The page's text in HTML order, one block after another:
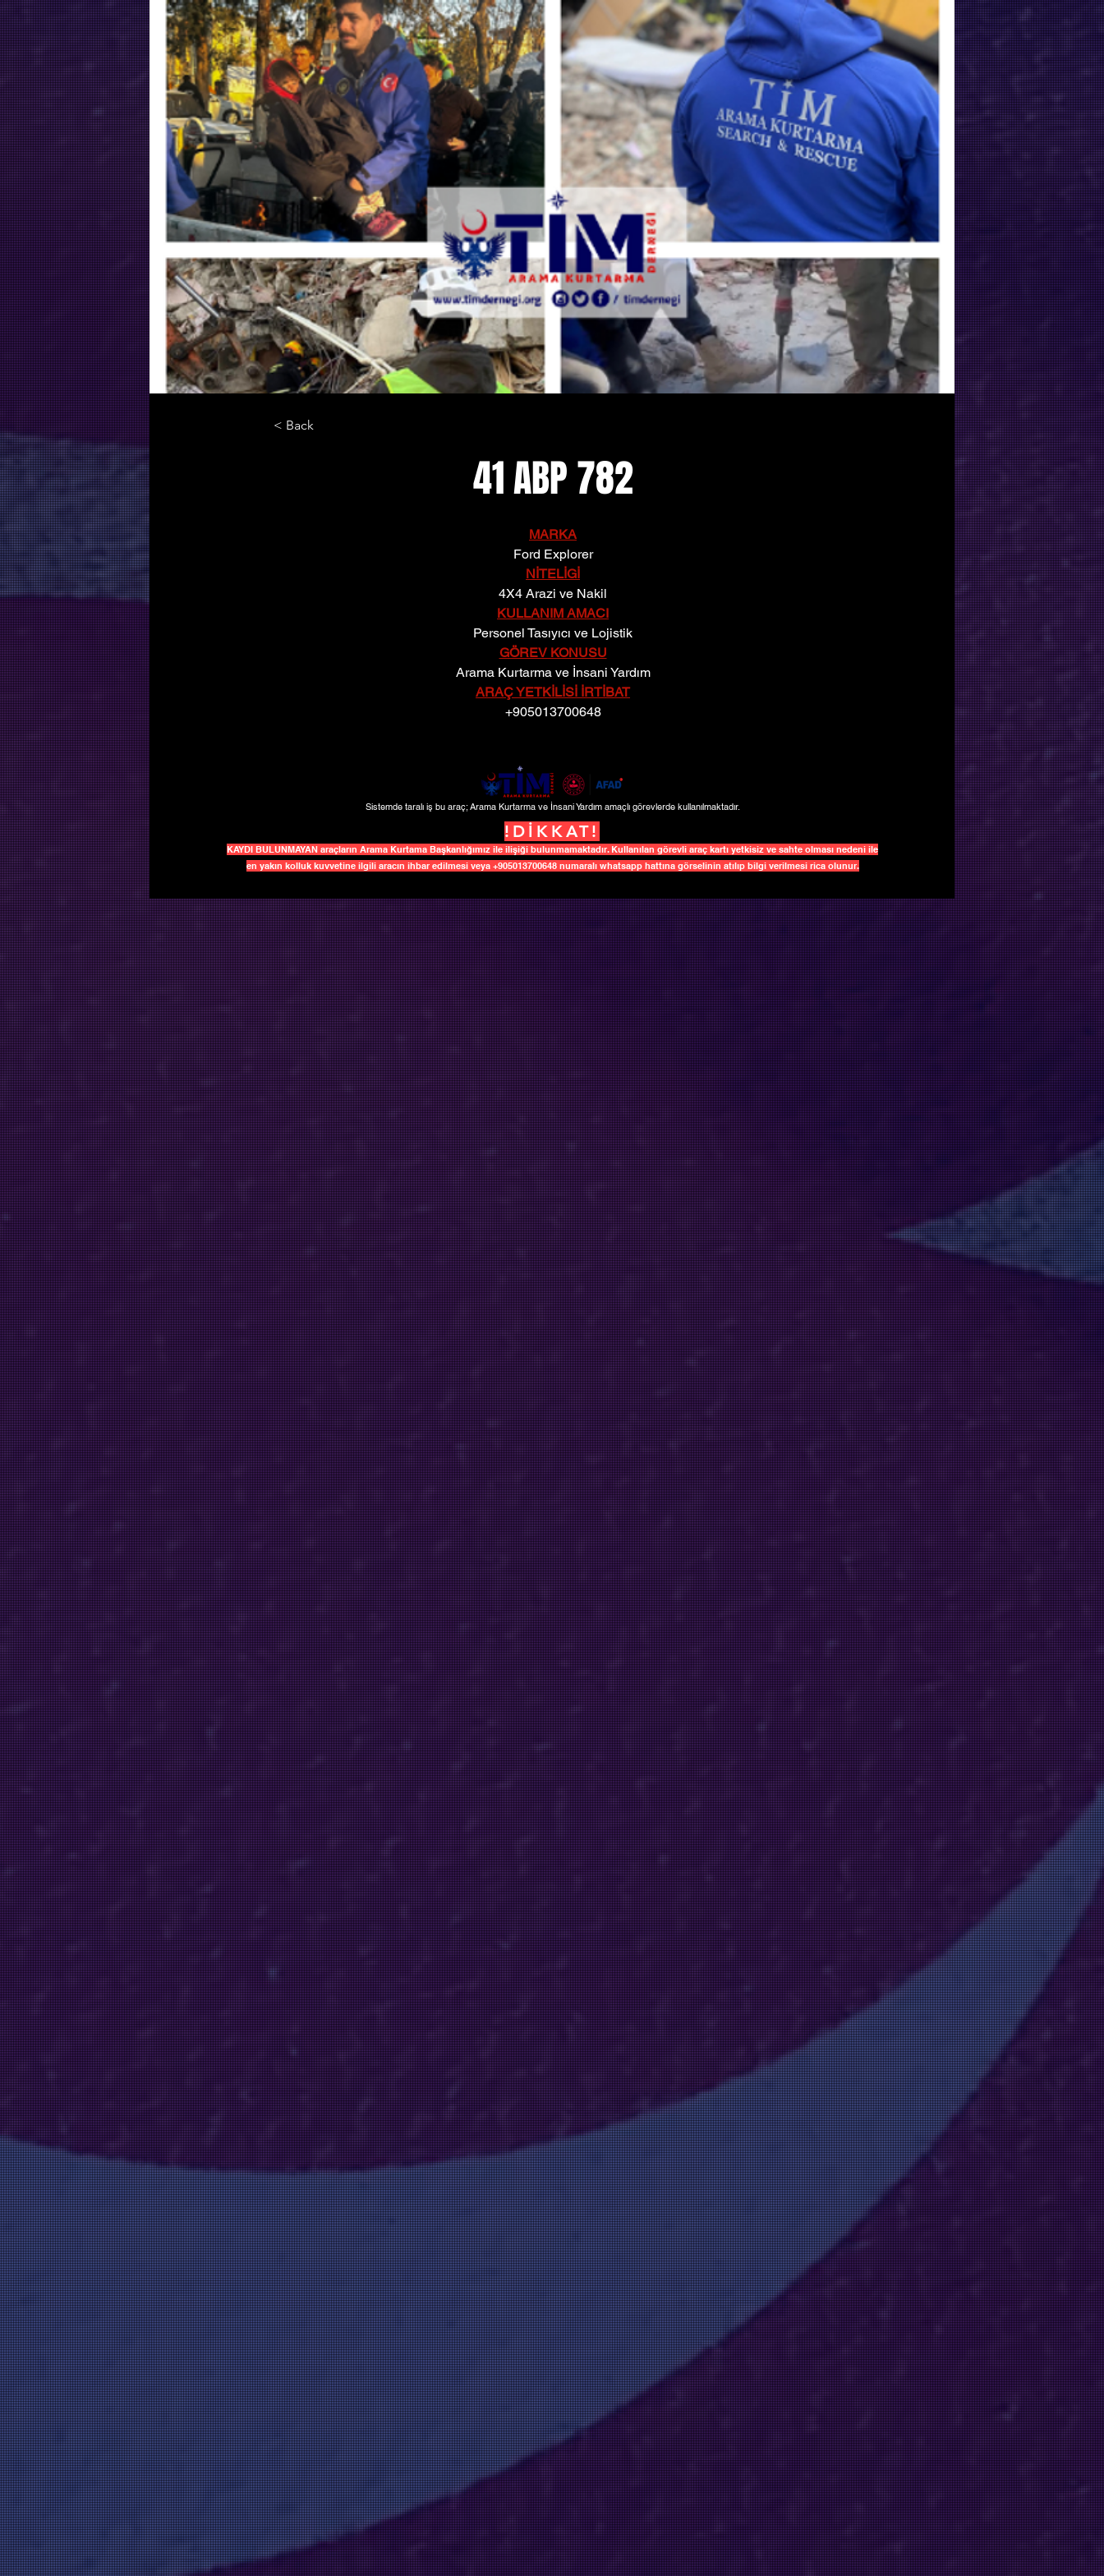
< Back
41 ABP 782
MARKA
Ford Explorer
NİTELİGİ
4X4 Arazi ve Nakil
KULLANIM AMACI
Personel Tasıyıcı ve Lojistik
GÖREV KONUSU
Arama Kurtarma ve İnsani Yardım
ARAÇ YETKİLİSİ İRTİBAT
+905013700648
Sistemde taralı iş bu araç; Arama Kurtarma ve İnsani Yardım amaçlı görevlerde kullanılmaktadır.
!DİKKAT!
KAYDI BULUNMAYAN araçların Arama Kurtama Başkanlığımız ile ilişiği bulunmamaktadır. Kullanılan görevli araç kartı yetkisiz ve sahte olması nedeni ile
en yakın kolluk kuvvetine ilgili aracın ihbar edilmesi veya +905013700648 numaralı whatsapp hattına görselinin atılıp bilgi verilmesi rica olunur.